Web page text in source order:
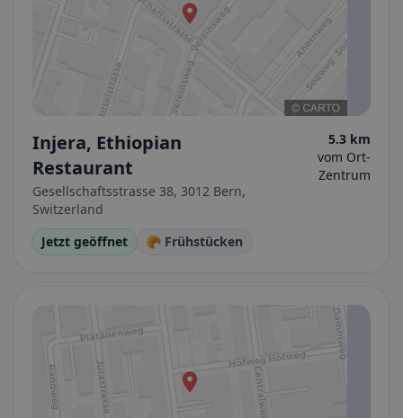
Injera, Ethiopian
Restaurant
Gesellschaftsstrasse 38, 3012 Bern,
Switzerland
5.3 km
vom Ort-
Zentrum
Jetzt geöffnet 🥐 Frühstücken